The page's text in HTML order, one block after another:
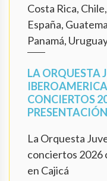
Costa Rica,
España,
Panamá,
LA ORQUESTA
CONCIERTOS
La Orquesta
conciertos 2026
en Cajicá